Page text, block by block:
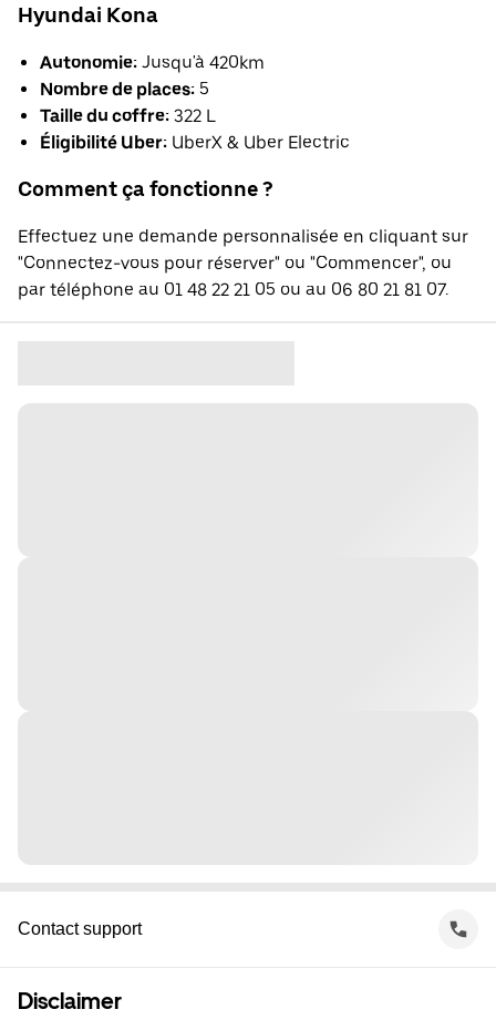
Hyundai Kona
Autonomie: Jusqu'à 420km
Nombre de places: 5
Taille du coffre: 322 L
Éligibilité Uber: UberX & Uber Electric
Comment ça fonctionne ?
Effectuez une demande personnalisée en cliquant sur
"Connectez-vous pour réserver" ou "Commencer", ou
par téléphone au 01 48 22 21 05 ou au 06 80 21 81 07.
Contact support
Disclaimer